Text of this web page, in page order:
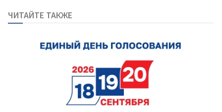
ЧИТАЙТЕ ТАКЖЕ